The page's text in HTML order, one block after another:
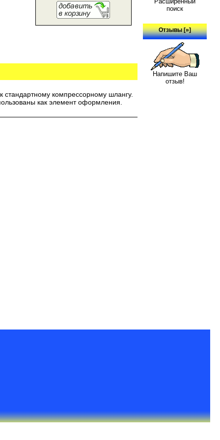
стандартному компрессорному шлангу.
как элемент оформления.
поиск
Отзывы [»]
Напишите Ваш
отзыв!